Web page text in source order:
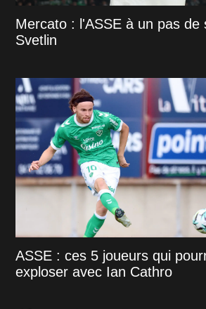
Mercato : l'ASSE à un pas de
Svetlin
ASSE : ces 5 joueurs qui
exploser avec Ian Cathro